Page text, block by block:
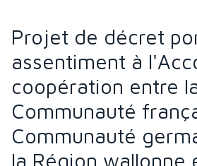
Projet de décret
assentiment à
coopération entre
Communauté
Communauté
la Région wallonne